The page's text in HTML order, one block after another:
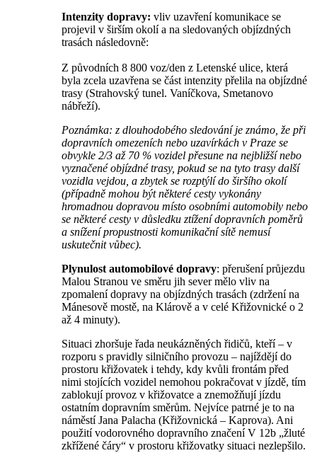
Intenzity dopravy: vliv uzavření komunikace se
projevil v širším okolí a na sledovaných objízdných
trasách následovně:
Z původních 8 800 voz/den z Letenské ulice, která
byla zcela uzavřena se část intenzity přelila na objízdné
trasy (Strahovský tunel. Vaníčkova, Smetanovo
nábřeží).
Poznámka: z dlouhodobého sledování je známo, že při
dopravních omezeních nebo uzavírkách v Praze se
obvykle 2/3 až 70 % vozidel přesune na nejbližší nebo
vyznačené objízdné trasy, pokud se na tyto trasy další
vozidla vejdou, a zbytek se rozptýlí do širšího okolí
(případně mohou být některé cesty vykonány
hromadnou dopravou místo osobními automobily nebo
se některé cesty v důsledku ztížení dopravních poměrů
a snížení propustnosti komunikační sítě nemusí
uskutečnit vůbec).
Plynulost automobilové dopravy: přerušení průjezdu
Malou Stranou ve směru jih sever mělo vliv na
zpomalení dopravy na objízdných trasách (zdržení na
Mánesově mostě, na Klárově a v celé Křižovnické o 2
až 4 minuty).
Situaci zhoršuje řada neukázněných řidičů, kteří – v
rozporu s pravidly silničního provozu – najíždějí do
prostoru křižovatek i tehdy, kdy kvůli frontám před
nimi stojících vozidel nemohou pokračovat v jízdě, tím
zablokují provoz v křižovatce a znemožňují jízdu
ostatním dopravním směrům. Nejvíce patrné je to na
náměstí Jana Palacha (Křižovnická – Kaprova). Ani
použití vodorovného dopravního značení V 12b „žluté
zkřížené čáry“ v prostoru křižovatky situaci nezlepšilo.